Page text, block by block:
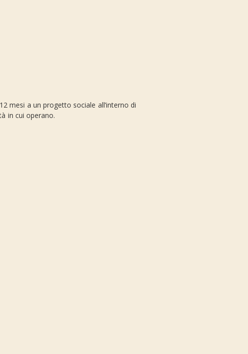
mesi a un progetto sociale all’interno di
in cui operano.